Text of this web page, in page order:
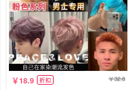
18.9 折扣 32.8